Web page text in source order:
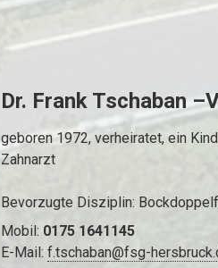
Dr. Frank Tschaban
geboren 1972, verheiratet, ein Kind
Zahnarzt
Bevorzugte Disziplin:
Mobil: 0175 1641145
E-Mail: f.tschaban@fsg-